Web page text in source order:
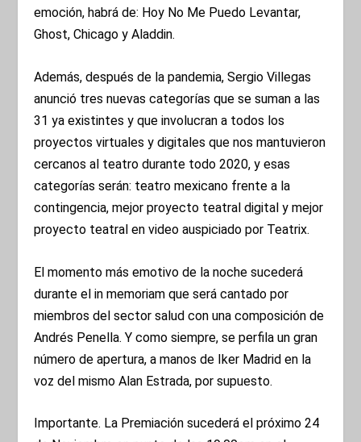
emoción, habrá de: Hoy No Me Puedo Levantar,
Ghost, Chicago y Aladdin.
Además, después de la pandemia, Sergio Villegas
anunció tres nuevas categorías que se suman a las
31 ya existintes y que involucran a todos los
proyectos virtuales y digitales que nos mantuvieron
cercanos al teatro durante todo 2020, y esas
categorías serán: teatro mexicano frente a la
contingencia, mejor proyecto teatral digital y mejor
proyecto teatral en video auspiciado por Teatrix.
El momento más emotivo de la noche sucederá
durante el in memoriam que será cantado por
miembros del sector salud con una composición de
Andrés Penella. Y como siempre, se perfila un gran
número de apertura, a manos de Iker Madrid en la
voz del mismo Alan Estrada, por supuesto.
Importante. La Premiación sucederá el próximo 24